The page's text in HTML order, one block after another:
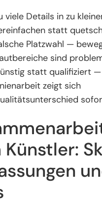
viele Details in zu
statt
Platzwahl —
sind
statt qualifiziert
zeigt sich